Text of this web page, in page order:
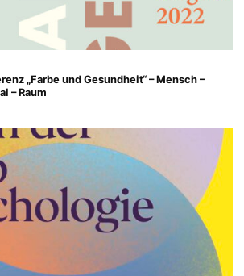
„Farbe und Gesundheit“ – Mensch –
– Raum